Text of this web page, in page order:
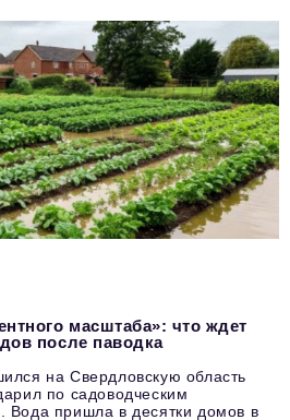
масштаба»: что ждет
после паводка
на Свердловскую область
по садоводческим
Вода пришла в десятки домов в